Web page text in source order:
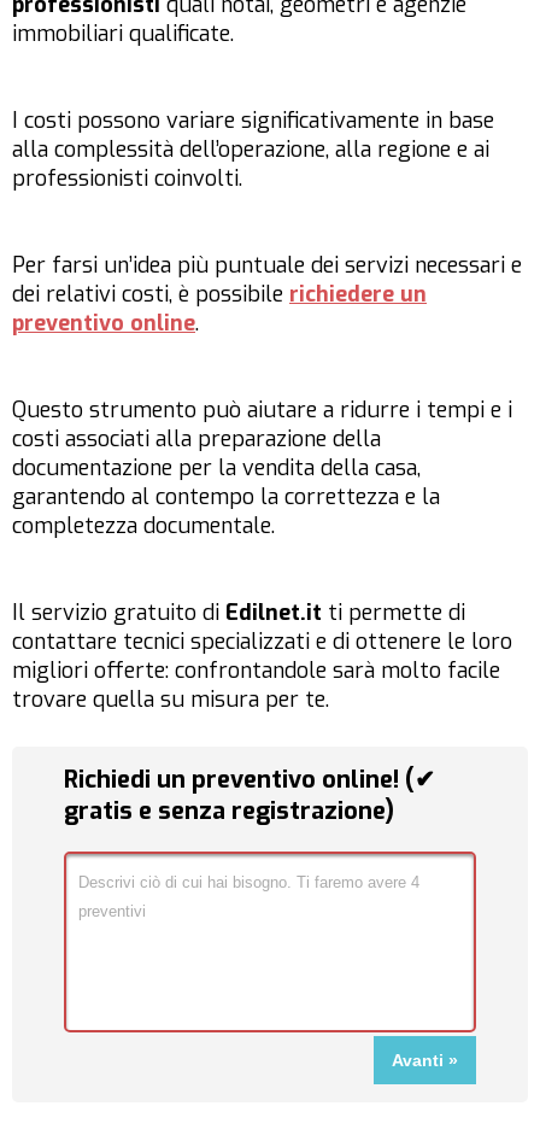
immobiliari qualificate.
I costi possono variare significativamente in base
alla complessità dell’operazione, alla regione e ai
professionisti coinvolti.
Per farsi un’idea più puntuale dei servizi necessari e
dei relativi costi, è possibile richiedere un
preventivo online.
Questo strumento può aiutare a ridurre i tempi e i
costi associati alla preparazione della
documentazione per la vendita della casa,
garantendo al contempo la correttezza e la
completezza documentale.
Il servizio gratuito di Edilnet.it ti permette di
contattare tecnici specializzati e di ottenere le loro
migliori offerte: confrontandole sarà molto facile
trovare quella su misura per te.
Richiedi un preventivo online! (✔
gratis e senza registrazione)